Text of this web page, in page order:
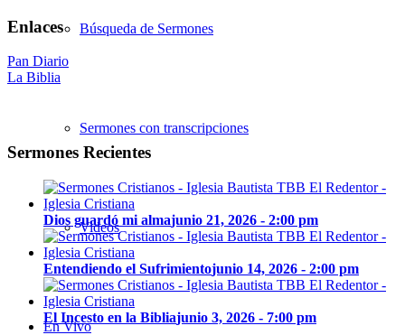
Búsqueda de Sermones
Sermones con transcripciones
Videos
En Vivo
Enlaces
Pan Diario
La Biblia
Sermones Recientes
Dios guardó mi almajunio 21, 2026 - 2:00 pm
Entendiendo el Sufrimientojunio 14, 2026 - 2:00 pm
El Incesto en la Bibliajunio 3, 2026 - 7:00 pm